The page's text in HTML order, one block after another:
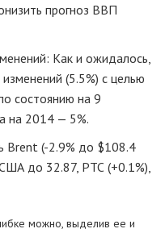
прогноз ВВП
Как и ожидалось,
(5.5%) с целью
состоянию на 9
на 2014 — 5%.
Brent (-2.9% до $108.4
до 32.87, РТС (+0.1%),
можно, выделив ее и